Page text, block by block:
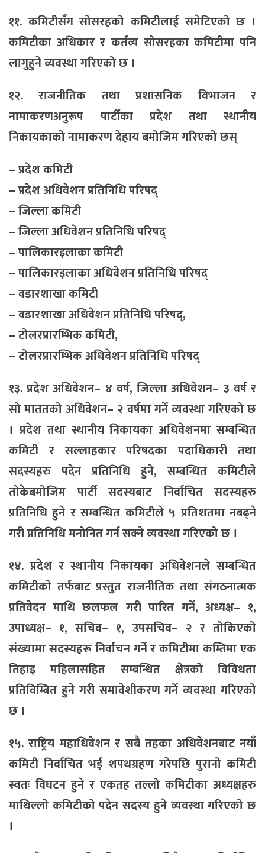
११. कमिटीसँग सोसरहको कमिटीलाई समेटिएको छ ।
कमिटीका अधिकार र कर्तव्य सोसरहका कमिटीमा पनि
लागुहुने व्यवस्था गरिएको छ ।
१२. राजनीतिक तथा प्रशासनिक विभाजन र
नामाकरणअनुरूप पार्टीका प्रदेश तथा स्थानीय
निकायकाको नामाकरण देहाय बमोजिम गरिएको छस्
– प्रदेश कमिटी
– प्रदेश अधिवेशन प्रतिनिधि परिषद्
– जिल्ला कमिटी
– जिल्ला अधिवेशन प्रतिनिधि परिषद्
– पालिकारइलाका कमिटी
– पालिकारइलाका अधिवेशन प्रतिनिधि परिषद्
– वडारशाखा कमिटी
– वडारशाखा अधिवेशन प्रतिनिधि परिषद्,
– टोलरप्रारम्भिक कमिटी,
– टोलरप्रारम्भिक अधिवेशन प्रतिनिधि परिषद्
१३. प्रदेश अधिवेशन– ४ वर्ष, जिल्ला अधिवेशन– ३ वर्ष र
सो माततको अधिवेशन– २ वर्षमा गर्ने व्यवस्था गरिएको छ
। प्रदेश तथा स्थानीय निकायका अधिवेशनमा सम्बन्धित
कमिटी र सल्लाहकार परिषदका पदाधिकारी तथा
सदस्यहरु पदेन प्रतिनिधि हुने, सम्बन्धित कमिटीले
तोकेबमोजिम पार्टी सदस्यबाट निर्वाचित सदस्यहरु
प्रतिनिधि हुने र सम्बन्धित कमिटीले ५ प्रतिशतमा नबढ्ने
गरी प्रतिनिधि मनोनित गर्न सक्ने व्यवस्था गरिएको छ ।
१४. प्रदेश र स्थानीय निकायका अधिवेशनले सम्बन्धित
कमिटीको तर्फबाट प्रस्तुत राजनीतिक तथा संगठनात्मक
प्रतिवेदन माथि छलफल गरी पारित गर्ने, अध्यक्ष– १,
उपाध्यक्ष– १, सचिव– १, उपसचिव– २ र तोकिएको
संख्यामा सदस्यहरू निर्वाचन गर्ने र कमिटीमा कम्तिमा एक
तिहाइ महिलासहित सम्बन्धित क्षेत्रको विविधता
प्रतिविम्बित हुने गरी समावेशीकरण गर्ने व्यवस्था गरिएको
छ ।
१५. राष्ट्रिय महाधिवेशन र सबै तहका अधिवेशनबाट नयाँ
कमिटी निर्वाचित भई शपथग्रहण गरेपछि पुरानो कमिटी
स्वतः विघटन हुने र एकतह तल्लो कमिटीका अध्यक्षहरु
माथिल्लो कमिटीको पदेन सदस्य हुने व्यवस्था गरिएको छ
।